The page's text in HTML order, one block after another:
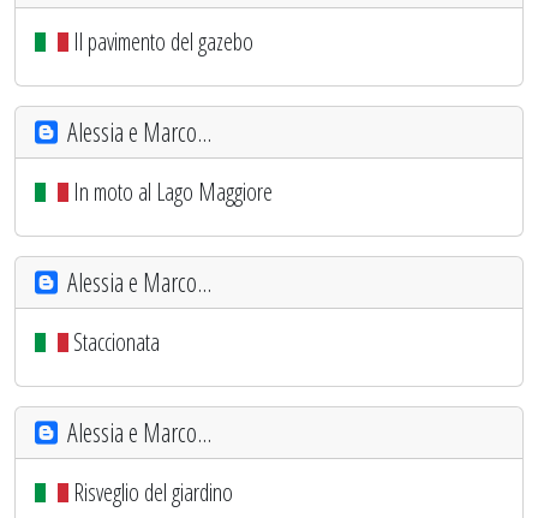
Il pavimento del gazebo
Alessia e Marco...
In moto al Lago Maggiore
Alessia e Marco...
Staccionata
Alessia e Marco...
Risveglio del giardino